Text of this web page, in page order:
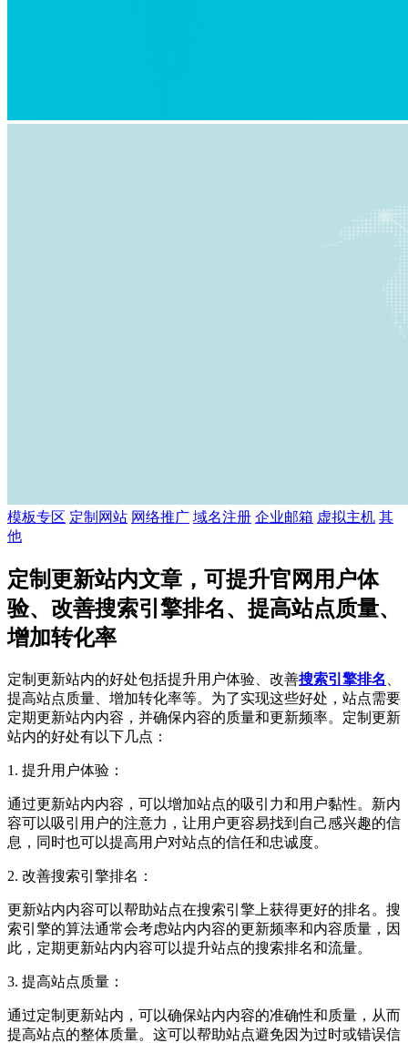
模板专区 定制网站 网络推广 域名注册 企业邮箱 虚拟主机 其
他
定制更新站内文章，可提升官网用户体
验、改善搜索引擎排名、提高站点质量、
增加转化率
定制更新站内的好处包括提升用户体验、改善搜索引擎排名
提高站点质量、增加转化率等。为了实现这些好处，站点需要
定期更新站内内容，并确保内容的质量和更新频率。定制更新
站内的好处有以下几点：
1. 提升用户体验：
通过更新站内内容，可以增加站点的吸引力和用户黏性。新内
容可以吸引用户的注意力，让用户更容易找到自己感兴趣的信
息，同时也可以提高用户对站点的信任和忠诚度。
2. 改善搜索引擎排名：
更新站内内容可以帮助站点在搜索引擎上获得更好的排名。搜
索引擎的算法通常会考虑站内内容的更新频率和内容质量，因
此，定期更新站内内容可以提升站点的搜索排名和流量。
3. 提高站点质量：
通过定制更新站内，可以确保站内内容的准确性和质量，从而
提高站点的整体质量。这可以帮助站点避免因为过时或错误信